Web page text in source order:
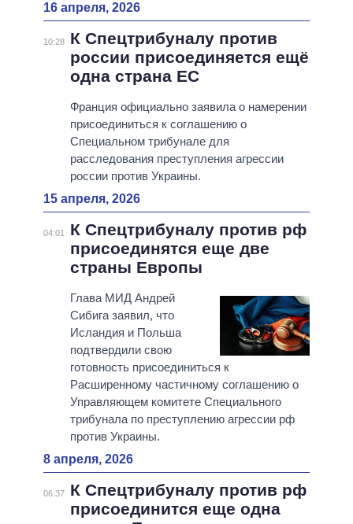
16 апреля, 2026
10:28
К Спецтрибуналу против
россии присоединяется ещё
одна страна ЕС
Франция официально заявила о намерении
присоединиться к соглашению о
Специальном трибунале для
расследования преступления агрессии
россии против Украины.
15 апреля, 2026
04:01
К Спецтрибуналу против рф
присоединятся еще две
страны Европы
Глава МИД Андрей
Сибига заявил, что
Исландия и Польша
подтвердили свою
готовность присоединиться к
Расширенному частичному соглашению о
Управляющем комитете Специального
трибунала по преступлению агрессии рф
против Украины.
8 апреля, 2026
06:37
К Спецтрибуналу против рф
присоединится еще одна